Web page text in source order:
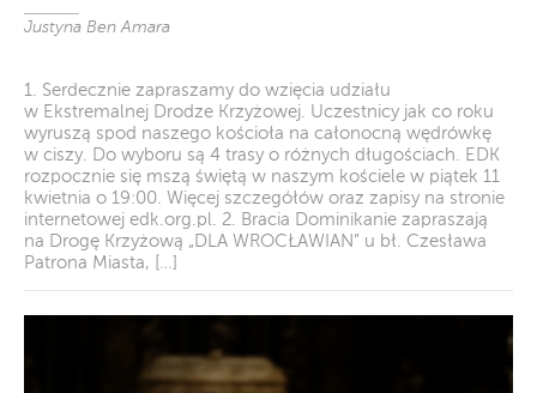
Justyna Ben Amara
1. Serdecznie zapraszamy do wzięcia udziału
w Ekstremalnej Drodze Krzyżowej. Uczestnicy jak co roku
wyruszą spod naszego kościoła na całonocną wędrówkę
w ciszy. Do wyboru są 4 trasy o różnych długościach. EDK
rozpocznie się mszą świętą w naszym kościele w piątek 11
kwietnia o 19:00. Więcej szczegółów oraz zapisy na stronie
internetowej edk.org.pl. 2. Bracia Dominikanie zapraszają
na Drogę Krzyżową „DLA WROCŁAWIAN” u bł. Czesława
Patrona Miasta, […]